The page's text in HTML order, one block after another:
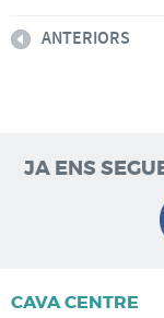
ANTERIORS
JA ENS
CAVA CENTRE